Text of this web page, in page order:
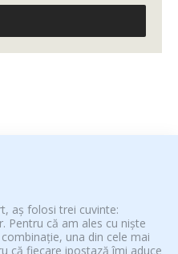
aș folosi trei cuvinte:
Pentru că am ales cu niște
una din cele mai
că fiecare ipostază îmi aduce